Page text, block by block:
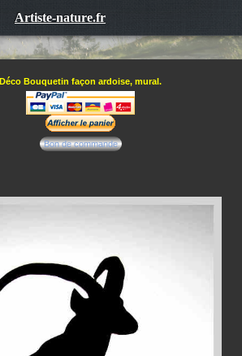
Déco Bouquetin façon ardoise, mural.
Bon de commande
Artiste-nature.fr